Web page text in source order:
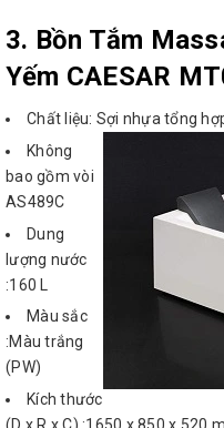
3. Bồn Tắm
Yếm CAESAR
Chất liệu: Sợi nhựa tổng
Không
bao gồm vòi
AS489C
Dung
lượng nước
:160 L
Màu sắc
:Màu trắng
(PW)
Kích thước
(D x R x C) :1650 x 850 x 520